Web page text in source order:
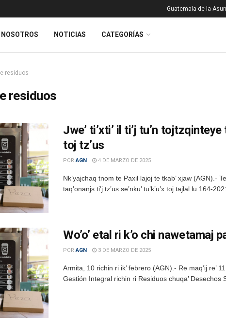
Guatemala de la
NOSOTROS NOTICIAS CATEGORÍAS
residuos
residuos
Jwe’ ti’xti’ il ti’j tu’n tojtzqinteye
toj tz’us
POR AGN 4 DE MARZO DE 2025
Nk’yajchaq tnom te Paxil lajoj te tkab’ xjaw (AGN).-
taq’onanjs ti’j tz’us se’nku’ tu’k’u’x toj tajlal lu 164-
Wo’o’ etal ri k’o chi nawetamaj
POR AGN 3 DE MARZO DE 2025
Armita, 10 richin ri ik’ febrero (AGN).- Re maq’ij re’
Gestión Integral richin ri Residuos chuqa’ Desechos